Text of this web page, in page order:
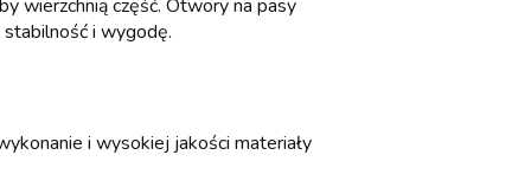
wierzchnią część. Otwory na pasy
stabilność i wygodę.
i wysokiej jakości materiały